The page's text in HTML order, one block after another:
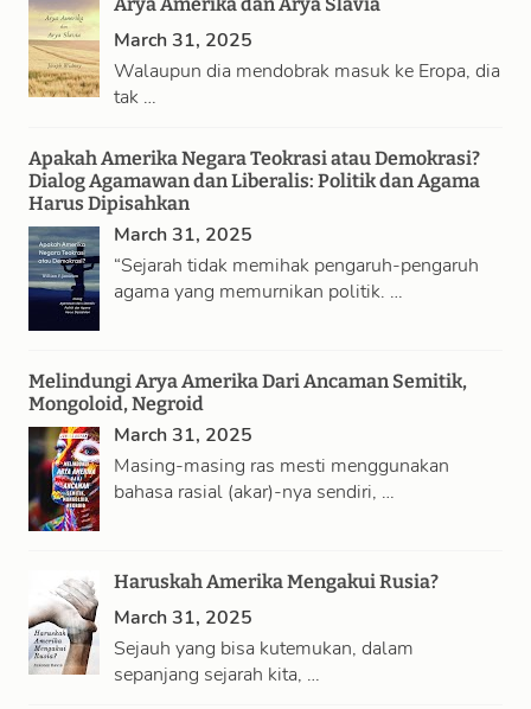
March 31, 2025
Walaupun dia mendobrak masuk ke Eropa, dia
tak …
Apakah Amerika Negara Teokrasi atau Demokrasi?
Dialog Agamawan dan Liberalis: Politik dan Agama
Harus Dipisahkan
March 31, 2025
“Sejarah tidak memihak pengaruh-pengaruh
agama yang memurnikan politik. …
Melindungi Arya Amerika Dari Ancaman Semitik,
Mongoloid, Negroid
March 31, 2025
Masing-masing ras mesti menggunakan
bahasa rasial (akar)-nya sendiri, …
Haruskah Amerika Mengakui Rusia?
March 31, 2025
Sejauh yang bisa kutemukan, dalam
sepanjang sejarah kita, …